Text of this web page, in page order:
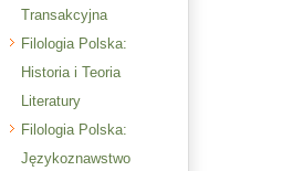
Transakcyjna
Filologia Polska:
Historia i Teoria
Literatury
Filologia Polska:
Językoznawstwo